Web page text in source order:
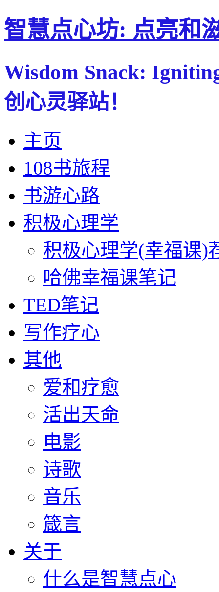
智慧点心坊: 点亮和
Wisdom Snack:
创心灵驿站！
主页
108书旅程
书游心路
积极心理学
积极心理学(幸福课)
哈佛幸福课笔记
TED笔记
写作疗心
其他
爱和疗愈
活出天命
电影
诗歌
音乐
箴言
关于
什么是智慧点心